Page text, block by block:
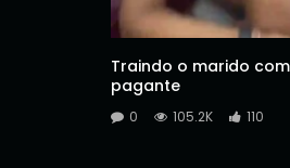
Traindo o marido
pagante
0 105.2K 110